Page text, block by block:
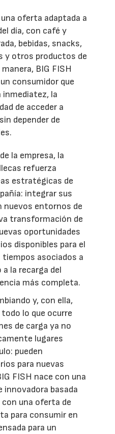
oferta adaptada a
día, con café y
bebidas, snacks,
y otros productos de
BIG FISH
consumidor que
inmediatez, la
de acceder a
depender de
la empresa, la
refuerza
estratégicas de
integrar sus
nuevos entornos de
transformación de
oportunidades
disponibles para el
asociados a
la recarga del
más completa.
y, con ella,
lo que ocurre
de carga ya no
lugares
pueden
para nuevas
FISH nace con una
innovadora basada
con una oferta de
para consumir en
para un